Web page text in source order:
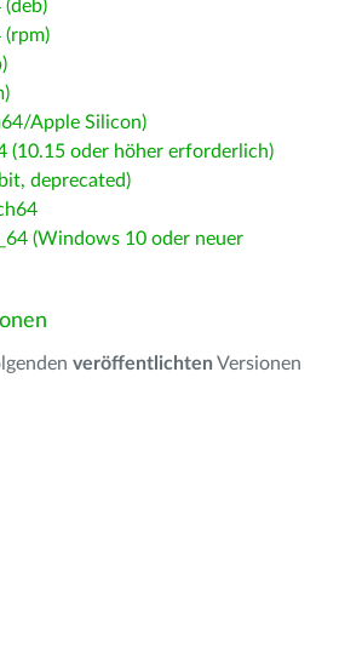
(deb)
(rpm)
Apple Silicon)
(10.15 oder höher erforderlich)
deprecated)
(Windows 10 oder neuer
veröffentlichten Versionen